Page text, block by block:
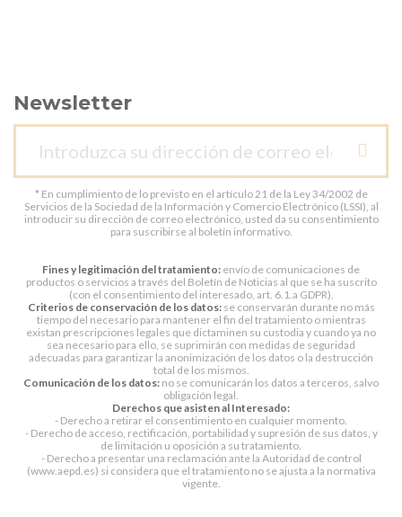
Newsletter
* En cumplimiento de lo previsto en el artículo 21 de la Ley 34/2002 de
Servicios de la Sociedad de la Información y Comercio Electrónico (LSSI), al
introducir su dirección de correo electrónico, usted da su consentimiento
para suscribirse al boletín informativo.
Fines y legitimación del tratamiento: envío de comunicaciones de
productos o servicios a través del Boletín de Noticias al que se ha suscrito
(con el consentimiento del interesado, art. 6.1.a GDPR).
Criterios de conservación de los datos:se conservarán durante no más
tiempo del necesario para mantener el fin del tratamiento o mientras
existan prescripciones legales que dictaminen su custodia y cuando ya no
sea necesario para ello, se suprimirán con medidas de seguridad
adecuadas para garantizar la anonimización de los datos o la destrucción
total de los mismos.
Comunicación de los datos: no se comunicarán los datos a terceros, salvo
obligación legal.
Derechos que asisten al Interesado:
- Derecho a retirar el consentimiento en cualquier momento.
- Derecho de acceso, rectificación, portabilidad y supresión de sus datos, y
de limitación u oposición a su tratamiento.
- Derecho a presentar una reclamación ante la Autoridad de control
(www.aepd.es) si considera que el tratamiento no se ajusta a la normativa
vigente.